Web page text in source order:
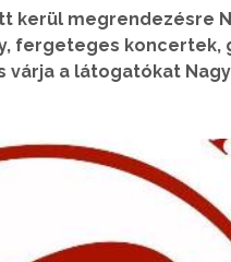
kerül megrendezésre
fergeteges koncertek,
a látogatókat